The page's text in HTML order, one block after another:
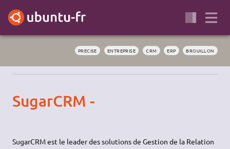
PRECISE ENTREPRISE CRM ERP BROUILLON
SugarCRM -
SugarCRM est le leader des solutions de Gestion de la Relation